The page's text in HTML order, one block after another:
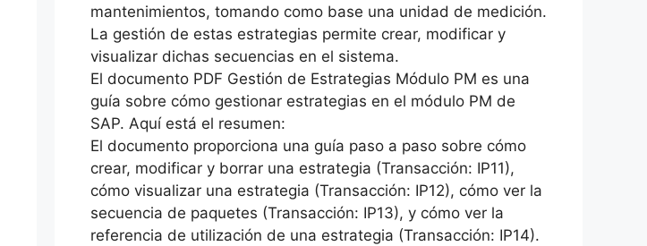
mantenimientos, tomando como base una unidad de medición.
La gestión de estas estrategias permite crear, modificar y
visualizar dichas secuencias en el sistema.
El documento PDF Gestión de Estrategias Módulo PM es una
guía sobre cómo gestionar estrategias en el módulo PM de
SAP. Aquí está el resumen:
El documento proporciona una guía paso a paso sobre cómo
crear, modificar y borrar una estrategia (Transacción: IP11),
cómo visualizar una estrategia (Transacción: IP12), cómo ver la
secuencia de paquetes (Transacción: IP13), y cómo ver la
referencia de utilización de una estrategia (Transacción: IP14).